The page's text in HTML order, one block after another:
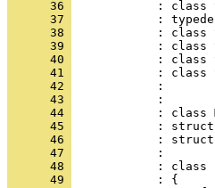
      36
      37
      38
      39
      40
      41
      42
      43
      44
      45
      46
      47
      48
      49